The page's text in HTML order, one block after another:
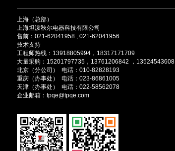
上海（总部）
上海坦泼秋尔电器科技有限公司
售前：021-62041958 , 021-62041956
技术支持
工程师热线：13918805994，18317171709
大量采购：15201797735，13761206842 ，13524543608
北京（分公司） 电话：010-82828193
重庆（办事处） 电话：023-86861005
天津（办事处） 电话：022-58562078
企业邮箱：tpqe@tpqe.com